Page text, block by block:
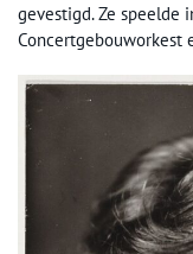
gevestigd. Ze speelde
Concertgebouworkest